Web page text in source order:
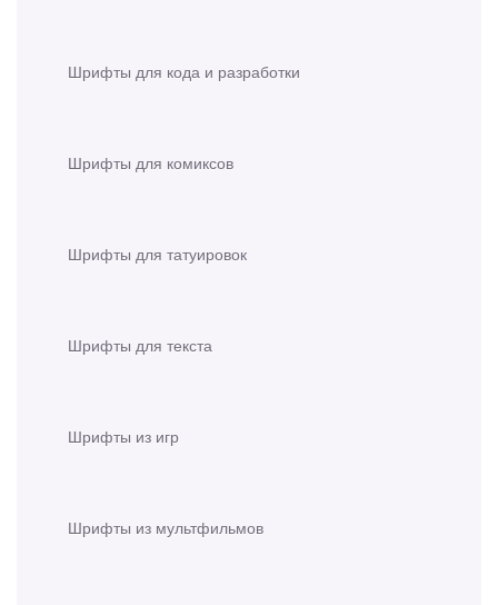
Шрифты для кода и разработки
Шрифты для комиксов
Шрифты для татуировок
Шрифты для текста
Шрифты из игр
Шрифты из мультфильмов